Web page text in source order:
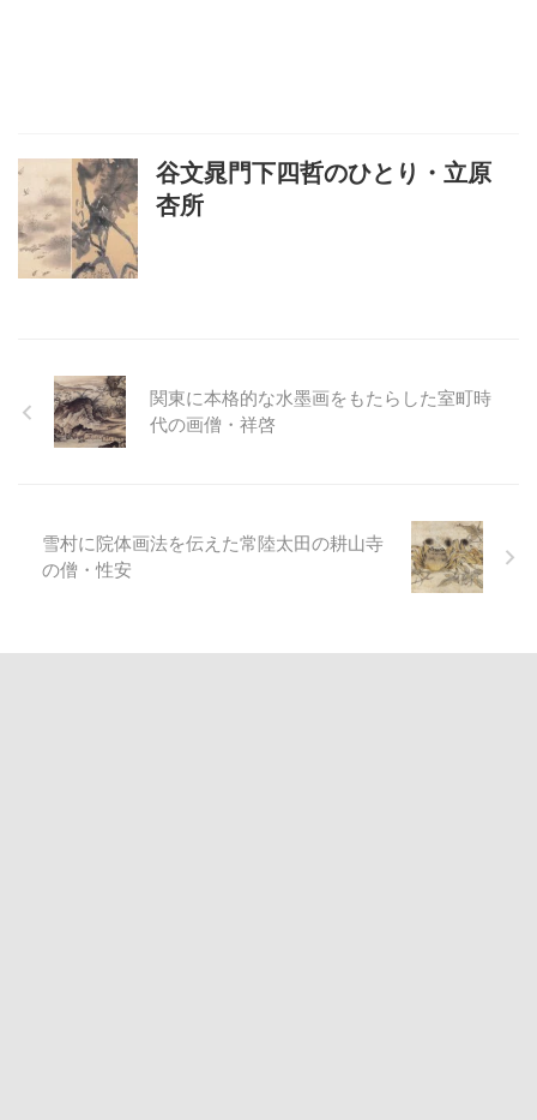
谷文晁門下四哲のひとり・立原
杏所
関東に本格的な水墨画をもたらした室町時
代の画僧・祥啓
雪村に院体画法を伝えた常陸太田の耕山寺
の僧・性安